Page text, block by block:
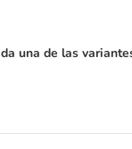
una de las